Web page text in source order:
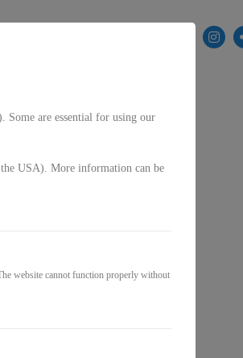
Some are essential for using our
USA). More information can be
website cannot function properly without